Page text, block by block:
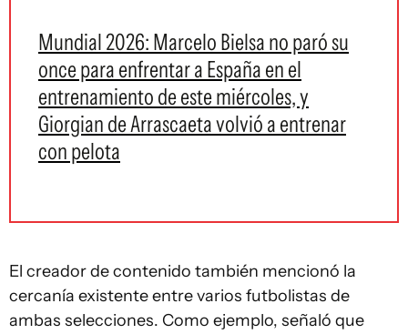
Mundial 2026: Marcelo Bielsa no paró su
once para enfrentar a España en el
entrenamiento de este miércoles, y
Giorgian de Arrascaeta volvió a entrenar
con pelota
El creador de contenido también mencionó la
cercanía existente entre varios futbolistas de
ambas selecciones. Como ejemplo, señaló que